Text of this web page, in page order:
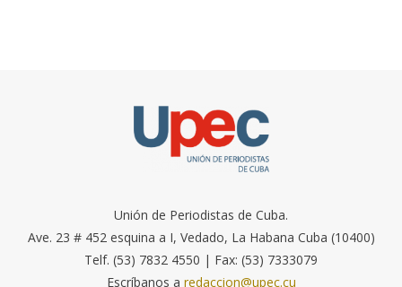
Unión de Periodistas de Cuba.
Ave. 23 # 452 esquina a I, Vedado, La Habana Cuba (10400)
Telf. (53) 7832 4550 | Fax: (53) 7333079
Escríbanos a redaccion@upec.cu